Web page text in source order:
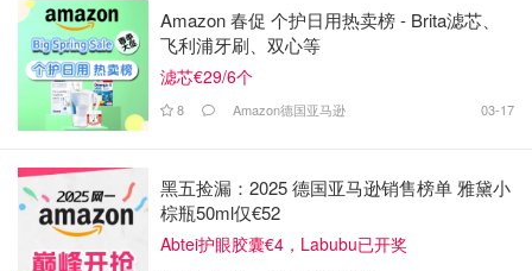
Amazon 春促 个护日用热卖榜 - Brita滤芯、
飞利浦牙刷、双心等
滤芯€29/6个
8 Amazon德国亚马逊 03-17
黑五捡漏：2025 德国亚马逊销售榜单 雅黛小
棕瓶50ml仅€52
Abtei护眼胶囊€4，Labubu已开奖